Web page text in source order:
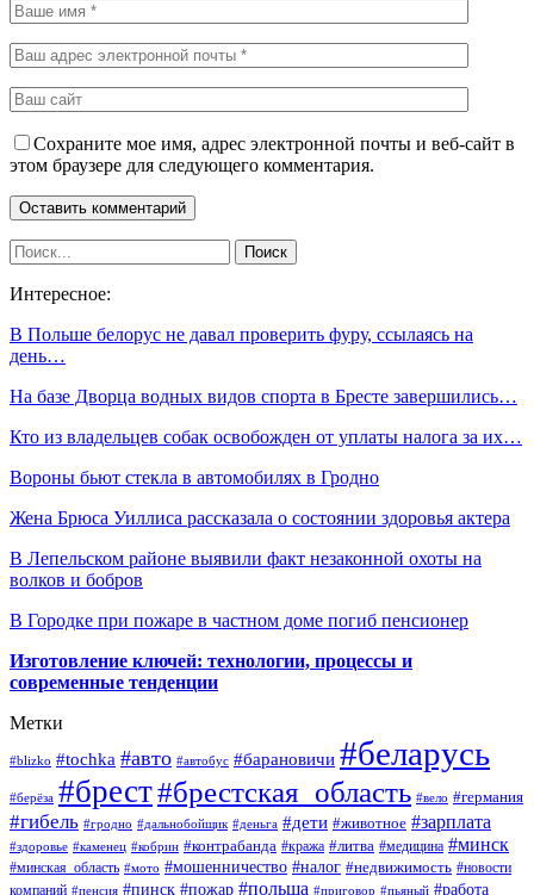
Сохраните мое имя, адрес электронной почты и веб-сайт в
этом браузере для следующего комментария.
Интересное:
В Польше белорус не давал проверить фуру, ссылаясь на
день…
На базе Дворца водных видов спорта в Бресте завершились…
Кто из владельцев собак освобожден от уплаты налога за их…
Вороны бьют стекла в автомобилях в Гродно
Жена Брюса Уиллиса рассказала о состоянии здоровья актера
В Лепельском районе выявили факт незаконной охоты на
волков и бобров
В Городке при пожаре в частном доме погиб пенсионер
Изготовление ключей: технологии, процессы и
современные тенденции
Метки
#blizko #tochka #авто #автобус #барановичи #беларусь
#берёза #брест#брестская_область #вело #германия
#гибель #гродно #дальнобойщик #деньга #дети #животное #зарплата
#здоровье #каменец #кобрин #контрабанда #кража #литва #медицина #минск
#минская_область #мото #мошенничество #налог #недвижимость #новости
компаний #пенсия #пинск #пожар #польша #приговор #пьяный #работа